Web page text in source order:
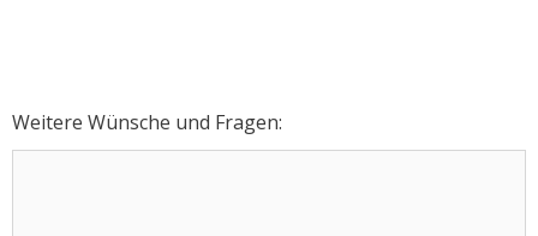
Weitere Wünsche und Fragen: